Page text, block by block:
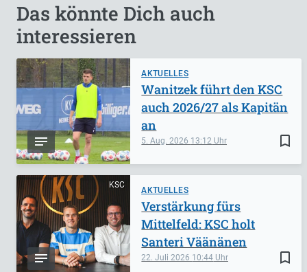
Das könnte Dich auch
interessieren
AKTUELLES
bookmark_border
5. Aug. 2026 13:12
Wanitzek führt den KSC
auch 2026/27 als Kapitän
an
KSC
AKTUELLES
bookmark_border
22. Juli 2026 10:44
Verstärkung fürs
Mittelfeld: KSC holt
Santeri Väänänen